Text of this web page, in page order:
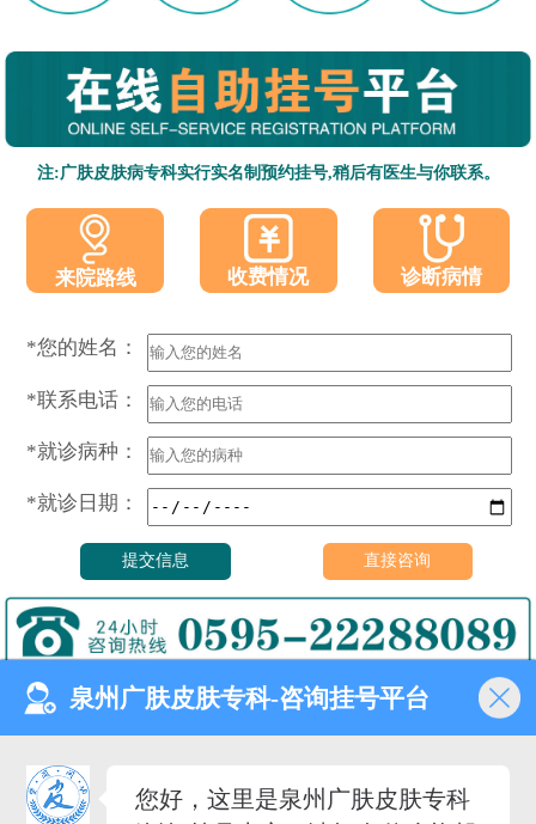
注:广肤皮肤病专科实行实名制预约挂号,稍后有医生与你联系。
来院路线 收费情况 诊断病情
*您的姓名：
*联系电话：
*就诊病种：
*就诊日期：
门诊时间（无假日医院）
8:00—18:00
健康热线
0595-22288089
泉州广肤皮肤专科-咨询挂号平台
您好，这里是泉州广肤皮肤专科